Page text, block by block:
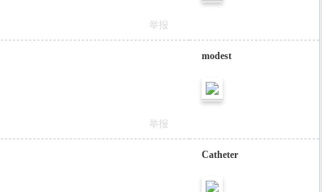
举报
modest
举报
Catheter